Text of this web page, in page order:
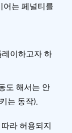
어는 페널티를
이하고자 하
도 해서는 안
는 동작).
따라 허용되지